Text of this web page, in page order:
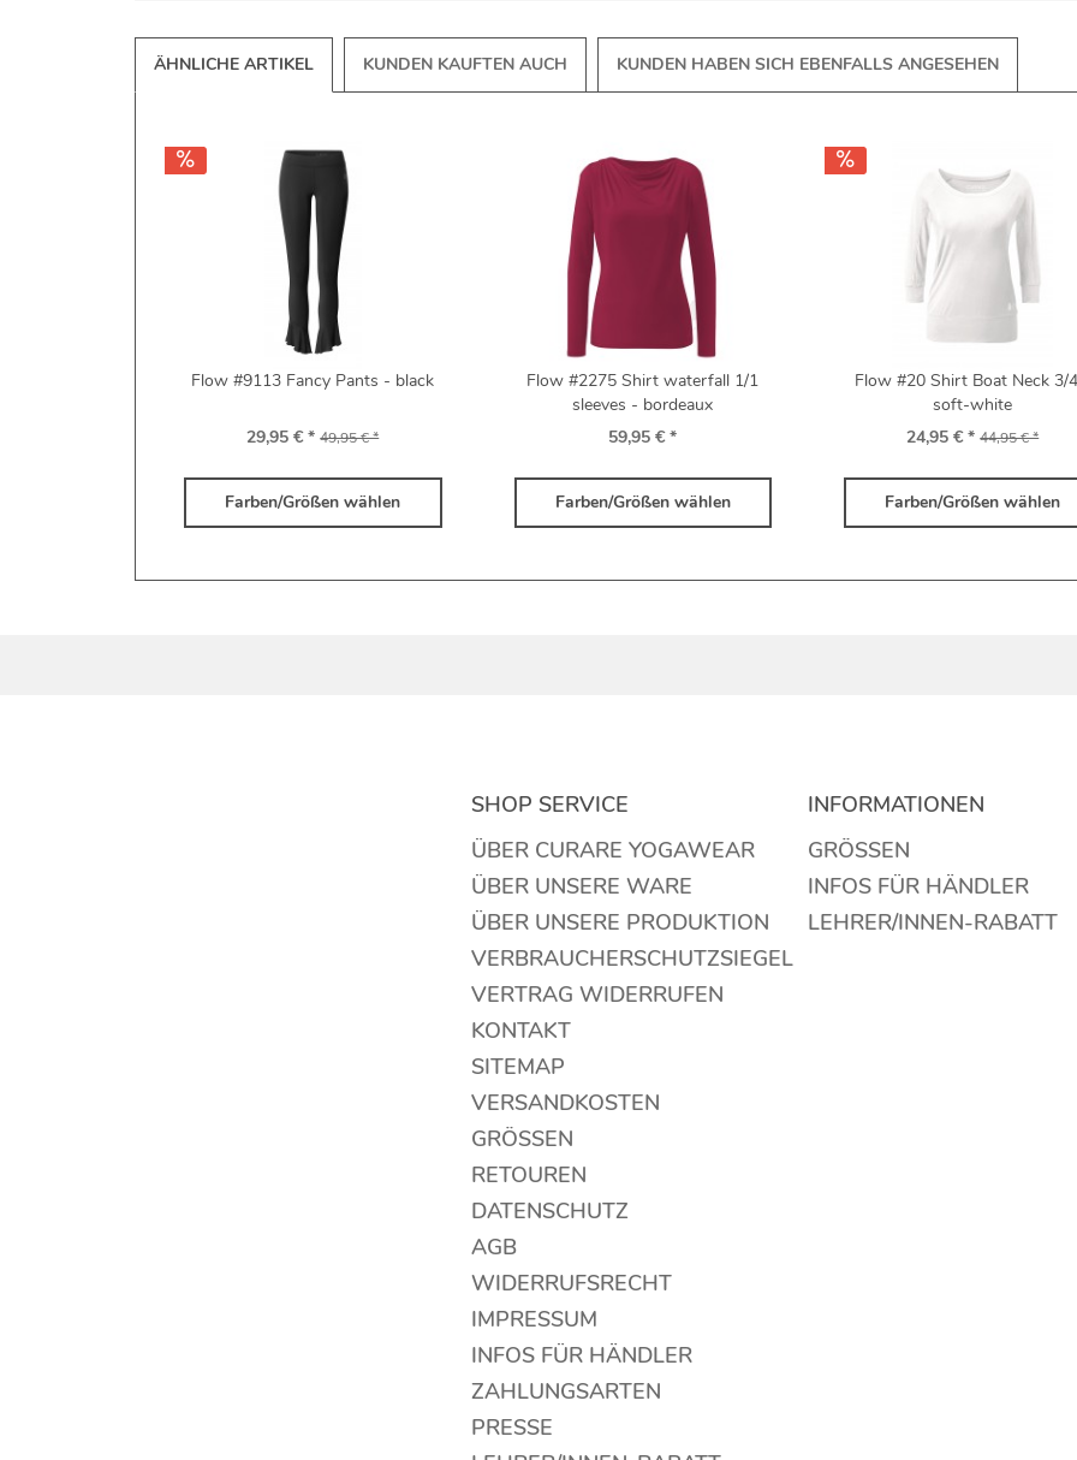
ÄHNLICHE ARTIKEL KUNDEN KAUFTEN AUCH KUNDEN HABEN SICH EBENFALLS ANGESEHEN
Flow #9113 Fancy Pants - black
29,95 € * 49,95 € *
Farben/Größen wählen
Flow #2275 Shirt waterfall 1/1
sleeves - bordeaux
59,95 € *
Farben/Größen wählen
Flow #20 Shirt Boat Neck 3/
soft-white
24,95 € * 44,95 € *
Farben/Größen wählen
SHOP SERVICE
ÜBER CURARE YOGAWEAR
ÜBER UNSERE WARE
ÜBER UNSERE PRODUKTION
VERBRAUCHERSCHUTZSIEGEL
VERTRAG WIDERRUFEN
KONTAKT
SITEMAP
VERSANDKOSTEN
GRÖSSEN
RETOUREN
DATENSCHUTZ
AGB
WIDERRUFSRECHT
IMPRESSUM
INFOS FÜR HÄNDLER
ZAHLUNGSARTEN
PRESSE
INFORMATIONEN
GRÖSSEN
INFOS FÜR HÄNDLER
LEHRER/INNEN-RABATT